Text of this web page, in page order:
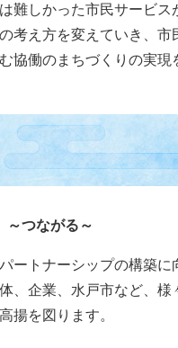
難しかった市民サービ
考え方を変えていき、
協働のまちづくりの実現
つながる～
ートナーシップの構築に
、企業、水戸市など、
揚を図ります。